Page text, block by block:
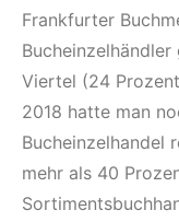
Frankfurter
Viertel (24
2018 hatte man
Bucheinzelhandel
mehr als 40